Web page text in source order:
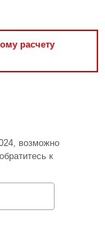
расчету
возможно
к